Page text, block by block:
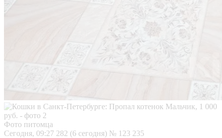
Фото питомца
Сегодня, 09:27 282 (6 сегодня) № 123 235